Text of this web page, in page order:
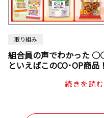
取り組み
組合員の声でわかった
といえばこのCO･OP商品！
続きを読む